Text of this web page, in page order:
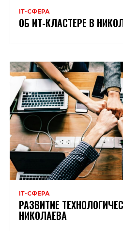
ІТ-СФЕРА
ОБ ИТ-КЛАСТЕРЕ В
ІТ-СФЕРА
РАЗВИТИЕ
НИКОЛАЕВА